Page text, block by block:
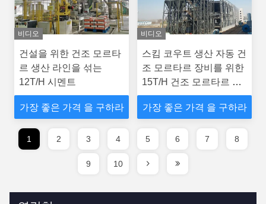
비디오
건설을 위한 건조 모르타
르 생산 라인을 섞는
12T/H 시멘트
가장 좋은 가격 을 구하라
비디오
스킴 코우트 생산 자동 건
조 모르타르 장비를 위한
15T/H 건조 모르타르 기
관총
가장 좋은 가격 을 구하라
1 2 3 4 5 6 7 8
9 10